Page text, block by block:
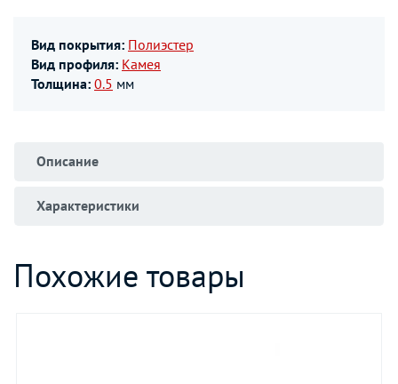
Вид покрытия: Полиэстер
Вид профиля: Камея
Толщина: 0.5 мм
Описание
Характеристики
Похожие товары